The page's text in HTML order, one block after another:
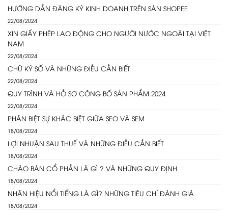
HƯỚNG DẪN ĐĂNG KÝ KINH DOANH TRÊN SÀN SHOPEE
22/08/2024
XIN GIẤY PHÉP LAO ĐỘNG CHO NGƯỜI NƯỚC NGOÀI TẠI VIỆT
NAM
22/08/2024
CHỮ KÝ SỐ VÀ NHỮNG ĐIỀU CẦN BIẾT
22/08/2024
QUY TRÌNH VÀ HỒ SƠ CÔNG BỐ SẢN PHẨM 2024
22/08/2024
PHÂN BIỆT SỰ KHÁC BIỆT GIỮA SEO VÀ SEM
18/08/2024
LỢI NHUẬN SAU THUẾ VÀ NHỮNG ĐIỀU CẦN BIẾT
18/08/2024
CHÀO BÁN CỔ PHẦN LÀ GÌ ? VÀ NHỮNG QUY ĐỊNH
18/08/2024
NHÃN HIỆU NỔI TIẾNG LÀ GÌ? NHỮNG TIÊU CHÍ ĐÁNH GIÁ
18/08/2024